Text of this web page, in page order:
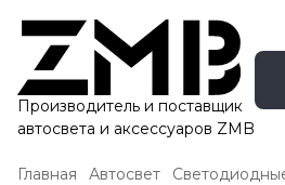
Производитель и поставщик
автосвета и аксессуаров ZMB
Главная Автосвет